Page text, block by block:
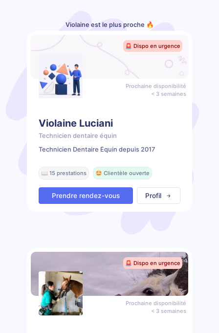
Violaine est le plus proche 🔥
🚨 Dispo en urgence
Prochaine disponibilité
< 3 semaines
Violaine Luciani
Technicien dentaire équin
Technicien Dentaire Équin depuis 2017
📖 15 prestations 🤩 Clientèle ouverte
Prendre rendez-vous Profil
🚨 Dispo en urgence
Prochaine disponibilité
< 3 semaines